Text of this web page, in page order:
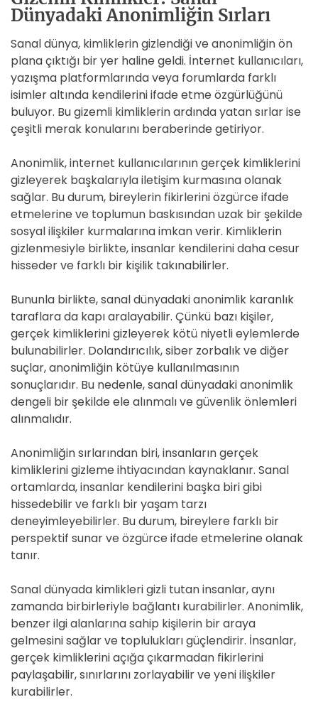
Dünyadaki Anonimliğin Sırları
Sanal dünya, kimliklerin gizlendiği ve anonimliğin ön
plana çıktığı bir yer haline geldi. İnternet kullanıcıları,
yazışma platformlarında veya forumlarda farklı
isimler altında kendilerini ifade etme özgürlüğünü
buluyor. Bu gizemli kimliklerin ardında yatan sırlar ise
çeşitli merak konularını beraberinde getiriyor.
Anonimlik, internet kullanıcılarının gerçek kimliklerini
gizleyerek başkalarıyla iletişim kurmasına olanak
sağlar. Bu durum, bireylerin fikirlerini özgürce ifade
etmelerine ve toplumun baskısından uzak bir şekilde
sosyal ilişkiler kurmalarına imkan verir. Kimliklerin
gizlenmesiyle birlikte, insanlar kendilerini daha cesur
hisseder ve farklı bir kişilik takınabilirler.
Bununla birlikte, sanal dünyadaki anonimlik karanlık
taraflara da kapı aralayabilir. Çünkü bazı kişiler,
gerçek kimliklerini gizleyerek kötü niyetli eylemlerde
bulunabilirler. Dolandırıcılık, siber zorbalık ve diğer
suçlar, anonimliğin kötüye kullanılmasının
sonuçlarıdır. Bu nedenle, sanal dünyadaki anonimlik
dengeli bir şekilde ele alınmalı ve güvenlik önlemleri
alınmalıdır.
Anonimliğin sırlarından biri, insanların gerçek
kimliklerini gizleme ihtiyacından kaynaklanır. Sanal
ortamlarda, insanlar kendilerini başka biri gibi
hissedebilir ve farklı bir yaşam tarzı
deneyimleyebilirler. Bu durum, bireylere farklı bir
perspektif sunar ve özgürce ifade etmelerine olanak
tanır.
Sanal dünyada kimlikleri gizli tutan insanlar, aynı
zamanda birbirleriyle bağlantı kurabilirler. Anonimlik,
benzer ilgi alanlarına sahip kişilerin bir araya
gelmesini sağlar ve toplulukları güçlendirir. İnsanlar,
gerçek kimliklerini açığa çıkarmadan fikirlerini
paylaşabilir, sınırlarını zorlayabilir ve yeni ilişkiler
kurabilirler.